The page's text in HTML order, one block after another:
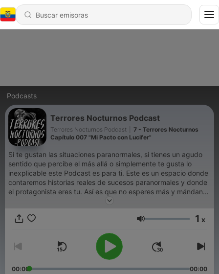
Podcasts
Terrores Nocturnos Podcast
Terrores Nocturnos Podcast
7 - Terrores Nocturnos
Capítulo 007 "Mi Pacto con Lucifer"
Si te gustan las situaciones paranormales, si tienes un agudo
sentido que percibe el más allá o simplemente te gusta lo
inexplicable este Podcast es para ti. Este es un espacio donde
contaremos historias reales de sucesos paranormales y donde
el protagonista eres tu. Así es que no esperes más y mándanos
proyecto.
Volumen 1 x
00:00 00:00